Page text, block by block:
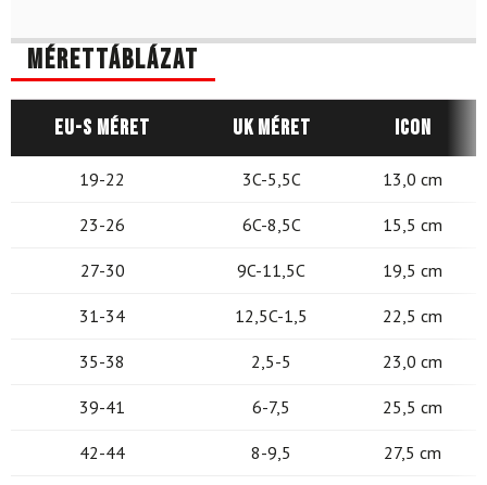
Mérettáblázat
EU-s méret UK méret Icon
19-22 3C-5,5C 13,0 cm
23-26 6C-8,5C 15,5 cm
27-30 9C-11,5C 19,5 cm
31-34 12,5C-1,5 22,5 cm
35-38 2,5-5 23,0 cm
39-41 6-7,5 25,5 cm
42-44 8-9,5 27,5 cm